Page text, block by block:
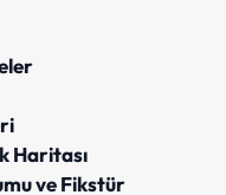
Haritası
ve Fikstür